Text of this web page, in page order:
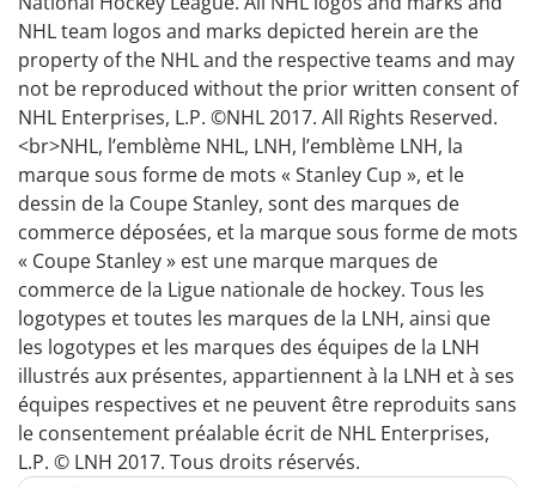
NHL team logos and marks depicted herein are the
property of the NHL and the respective teams and may
not be reproduced without the prior written consent of
NHL Enterprises, L.P. ©NHL 2017. All Rights Reserved.
<br>NHL, l’emblème NHL, LNH, l’emblème LNH, la
marque sous forme de mots « Stanley Cup », et le
dessin de la Coupe Stanley, sont des marques de
commerce déposées, et la marque sous forme de mots
« Coupe Stanley » est une marque marques de
commerce de la Ligue nationale de hockey. Tous les
logotypes et toutes les marques de la LNH, ainsi que
les logotypes et les marques des équipes de la LNH
illustrés aux présentes, appartiennent à la LNH et à ses
équipes respectives et ne peuvent être reproduits sans
le consentement préalable écrit de NHL Enterprises,
L.P. © LNH 2017. Tous droits réservés.